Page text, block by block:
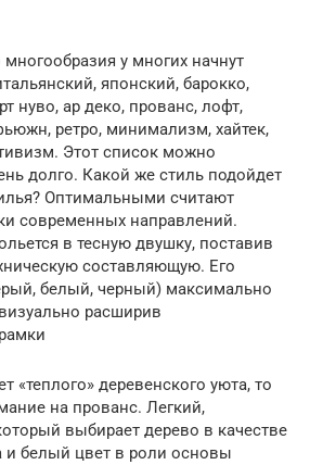
многообразия у многих начнут
японский, барокко,
нуво, ар деко, прованс, лофт,
ретро, минимализм, хайтек,
Этот список можно
долго. Какой же стиль подойдет
Оптимальными считают
современных направлений.
в тесную двушку, поставив
составляющую. Его
белый, черный) максимально
расширив
«теплого» деревенского уюта, то
на прованс. Легкий,
выбирает дерево в качестве
и белый цвет в роли основы